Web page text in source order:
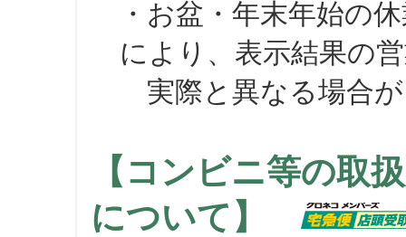
・お盆・年末年始の
により、表示結果の
実際と異なる場合が
【コンビニ等の取
について】